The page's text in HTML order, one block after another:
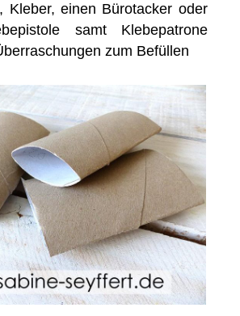
Kleber, einen Bürotacker oder
samt Klebepatrone
zum Befüllen